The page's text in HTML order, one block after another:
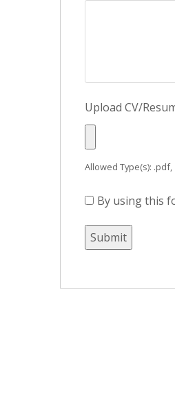
Upload CV/
Allowed Type(s): .pdf,
By using this